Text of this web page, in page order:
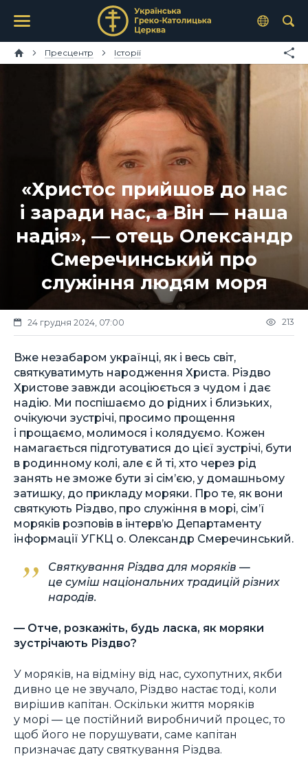
Пресцентр Історії
«Христос прийшов до нас
і заради нас, а Він — наша
надія», — отець Олександр
Смеречинський про
служіння людям моря
24 грудня 2024, 07:00 213
Вже незабаром українці, як і весь світ,
святкуватимуть народження Христа. Різдво
Христове завжди асоціюється з чудом і дає
надію. Ми поспішаємо до рідних і близьких,
очікуючи зустрічі, просимо прощення
і прощаємо, молимося і колядуємо. Кожен
намагається підготуватися до цієї зустрічі, бути
в родинному колі, але є й ті, хто через рід
занять не зможе бути зі сім’єю, у домашньому
затишку, до прикладу моряки. Про те, як вони
святкують Різдво, про служіння в морі, сім’ї
моряків розповів в інтерв’ю Департаменту
інформації УГКЦ о. Олександр Смеречинський.
Святкування Різдва для моряків —
це суміш національних традицій різних
народів.
— Отче, розкажіть, будь ласка, як моряки
зустрічають Різдво?
У моряків, на відміну від нас, сухопутних, якби
дивно це не звучало, Різдво настає тоді, коли
вирішив капітан. Оскільки життя моряків
у морі — це постійний виробничий процес, то
щоб його не порушувати, саме капітан
призначає дату святкування Різдва.